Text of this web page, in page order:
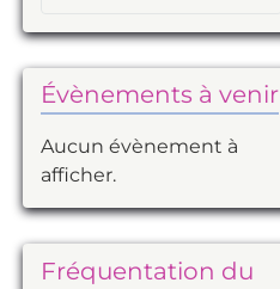
Évènements à venir
Aucun évènement à
afficher.
Fréquentation du